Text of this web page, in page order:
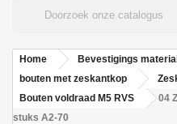
Home
Bevestigings
bouten met zeskantkop
Bouten voldraad M5 RVS
04
stuks A2-70